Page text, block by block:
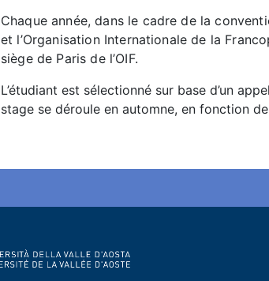
Chaque année, dans le cadre de la
et l’Organisation Internationale de la
siège de Paris de l’OIF.
L’étudiant est sélectionné sur base d’un
stage se déroule en automne, en fonction